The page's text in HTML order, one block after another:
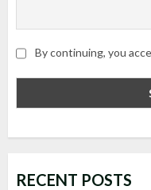
By continuing, you
RECENT POSTS